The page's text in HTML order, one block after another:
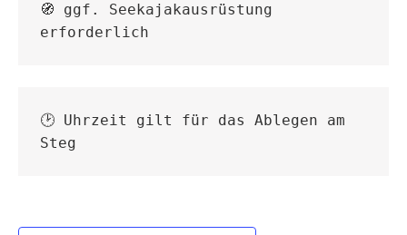
🧭 ggf. Seekajakausrüstung
erforderlich
🕑 Uhrzeit gilt für das Ablegen am
Steg